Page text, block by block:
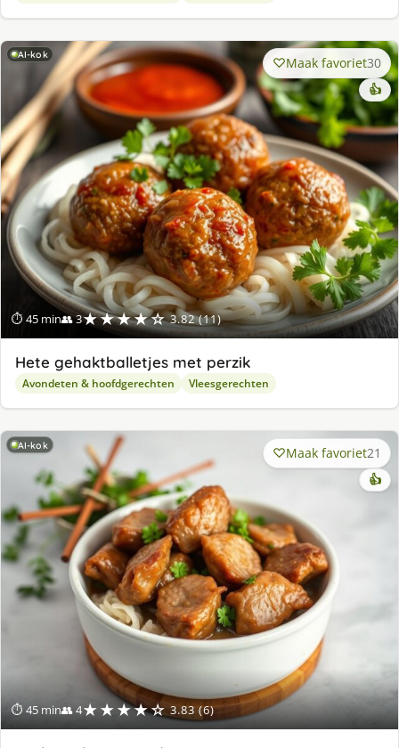
AI-kok
⏱ 45 min👥 3★★★★☆ 3.82 (11)
Maak favoriet30
👍
Hete gehaktballetjes met perzik
Avondeten & hoofdgerechten Vleesgerechten
AI-kok
⏱ 45 min👥 4★★★★☆ 3.83 (6)
Maak favoriet21
👍